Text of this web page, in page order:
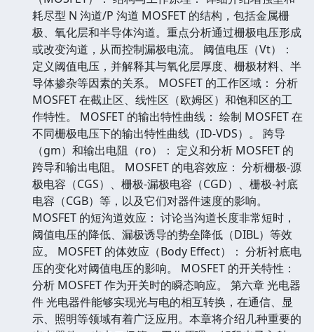
耗尽型 N 沟道/P 沟道 MOSFET 的结构，包括金属栅
极、氧化层和半导体沟道。重点分析通过栅极电压形成
或改变沟道，从而控制漏极电流。 阈值电压（Vt）：
定义阈值电压，并解释其与氧化层厚度、栅极材料、半
导体掺杂等因素的关系。 MOSFET 的工作区域： 分析
MOSFET 在截止区、线性区（欧姆区）和饱和区的工
作特性。 MOSFET 的输出特性曲线： 绘制 MOSFET 在
不同栅极电压下的输出特性曲线（ID-VDS）。 跨导
（gm）和输出电阻（ro）： 定义和分析 MOSFET 的
跨导和输出电阻。 MOSFET 的电容效应： 分析栅极-源
极电容（CGS）、栅极-漏极电容（CGD）、栅极-衬底
电容（CGB）等，以及它们对器件速度的影响。
MOSFET 的短沟道效应： 讨论当沟道长度非常短时，
阈值电压的降低、漏极诱导的势垒降低（DIBL）等效
应。 MOSFET 的体效应（Body Effect）： 分析衬底电
压的变化对阈值电压的影响。 MOSFET 的开关特性：
分析 MOSFET 作为开关时的瞬态响应。 第六章 光电器
件 光电器件能够实现光与电的相互转换，在通信、显
示、照明等领域有着广泛应用。本章将介绍几种重要的